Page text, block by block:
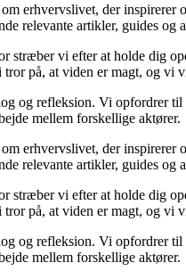
erhvervslivet, der
relevante artikler, guides
vi efter at holde dig
på, at viden er magt, og
og refleksion. Vi opfordrer
mellem forskellige aktører.
erhvervslivet, der
relevante artikler, guides
vi efter at holde dig
på, at viden er magt, og
og refleksion. Vi opfordrer
mellem forskellige aktører.